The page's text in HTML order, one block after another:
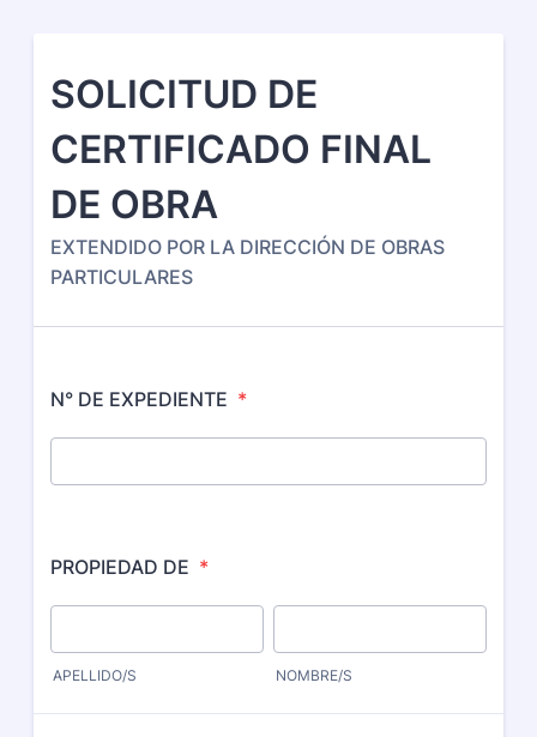
SOLICITUD DE
CERTIFICADO FINAL
DE OBRA
EXTENDIDO POR LA DIRECCIÓN DE OBRAS
PARTICULARES
N° DE EXPEDIENTE *
PROPIEDAD DE *
APELLIDO/S NOMBRE/S